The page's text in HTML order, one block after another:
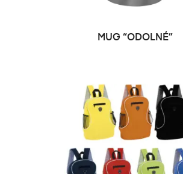
SELECCIONAR
MUG “ODOLNÉ”